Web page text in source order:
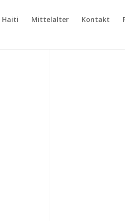
Haiti Mittelalter Kontakt